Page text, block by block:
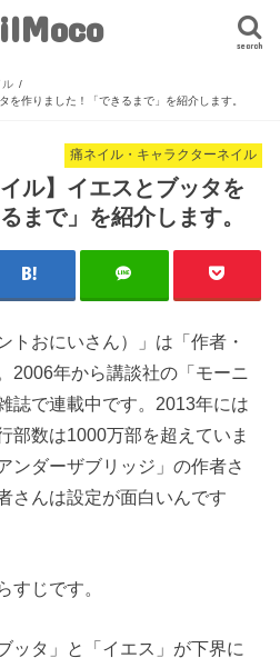
search
ル
を作りました！「できるまで」を紹介します。
痛ネイル・キャラクターネイル
ル】イエスとブッタを
まで」を紹介します。
トおにいさん）」は「作者・
2006年から講談社の「モーニ
誌で連載中です。2013年には
部数は1000万部を超えていま
ンダーザブリッジ」の作者さ
さんは設定が面白いんです
すじです。
ッタ」と「イエス」が下界に